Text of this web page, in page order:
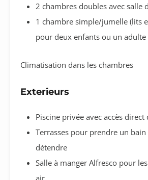
2 chambres doubles avec salle
1 chambre simple/jumelle (lits
pour deux enfants ou un adulte
Climatisation dans les chambres
Exterieurs
Piscine privée avec accès direct
Terrasses pour prendre un
détendre
Salle à manger Alfresco pour
air